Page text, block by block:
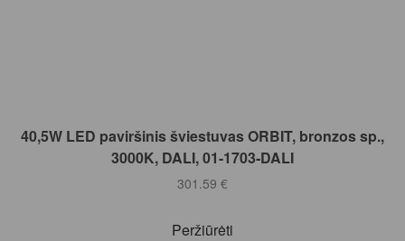
Į KREPŠELĮ
40,5W LED paviršinis šviestuvas ORBIT, bronzos sp.,
3000K, DALI, 01-1703-DALI
301.59 €
Peržiūrėti